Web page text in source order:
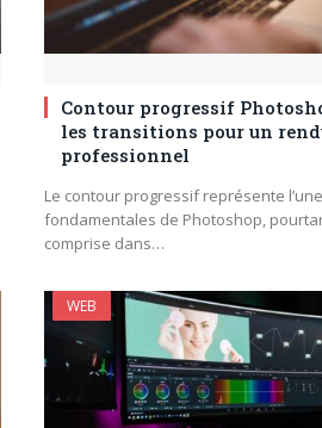
Contour progressif
les transitions pour un
professionnel
Le contour progressif représente
fondamentales de Photoshop,
comprise dans…
WEB